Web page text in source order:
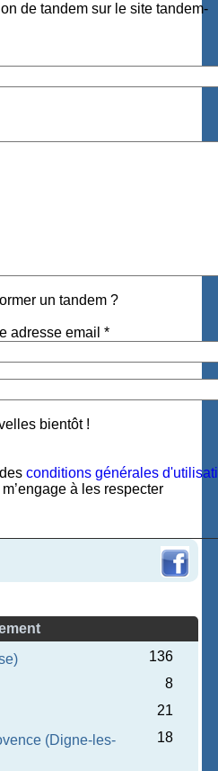
de tandem sur le site tandem-
un tandem ?
adresse email *
bientôt !
conditions générales
à les respecter
136
8
21
(Digne-les-
18